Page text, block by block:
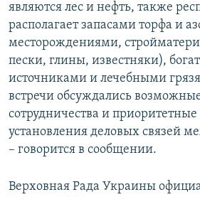
являются лес и нефть, также
располагает запасами торфа и
месторождениями,
пески, глины, известняки),
источниками и лечебными
встречи обсуждались
сотрудничества и приоритетные
установления деловых связей
– говорится в сообщении.
Верховная Рада Украины